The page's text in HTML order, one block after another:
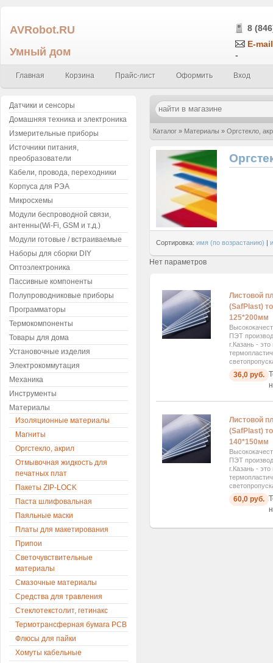
AVRobot.RU
Умный дом
8
E-
-
Главная Корзина Прайс-лист Оформить Вход
Каталог » Материалы » Оргстекло,
Сортировка: имя (по возрастанию) |
Нет параметров
Листовой
(SafPlast)
125*200мм
ПЭТ
г.Казань -
36,0 руб.
Листовой
(SafPlast)
140*150мм
ПЭТ
г.Казань -
60,0 руб.
Датчики и сенсоры
Домашняя техника и электроника
Измерительные приборы
Источники питания,
преобразователи
Кабели, провода, переходники
Корпуса для РЭА
Микросхемы
Модули беспроводной связи,
антенны(Wi-Fi, GSM и т.д.)
Модули готовые / встраиваемые
Наборы для сборки DIY
Оптоэлектроника
Пассивные компоненты
Полупроводниковые приборы
Программаторы
Термокомпоненты
Товары для дома
Установочные изделия
Электрокоммутация
Механика
Инструменты
Материалы
Изоляционные материалы
Магниты
Оргстекло, акрил
Отмывочная жидкость для
печатных плат
Пакеты ZIP-LOCK
Паста шлифовальная
Паяльные маски
Платы для макетирования
Припои
Светочувствительные
материалы
Смазочные материалы
Средства для травления
Стеклотекстолит, гетинакс
Термотрансферная бумага PCB
Флюсы для пайки
Хомуты кабельные